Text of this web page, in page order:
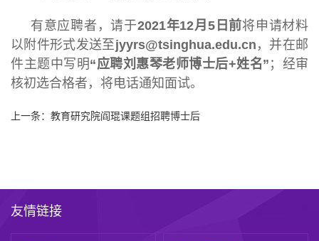
有意应聘者，请于2021年12月5日前将申请材料
以附件形式发送至 jyyrs@tsinghua.edu.cn ，并在邮
件主题中写明“应聘刘惠琴老师博士后+姓名” ；经审
核初选合格者，将电话通知面试。
上一条： 教育研究院阎琨课题组招聘博士后
友情链接